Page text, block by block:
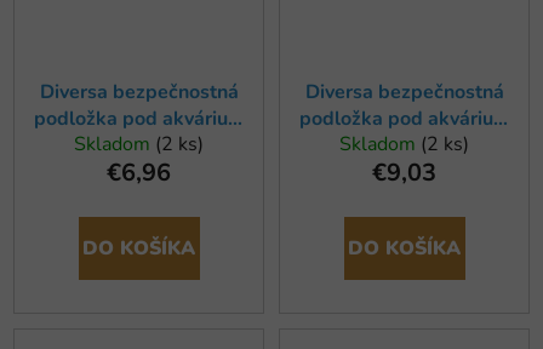
Diversa bezpečnostná
podložka pod akvárium
80x40cm
Skladom (2 ks)
€6,96
DO KOŠÍKA
Diversa bezpečnostná
podložka pod akvárium
120x40cm
Skladom (2 ks)
€9,03
DO KOŠÍKA